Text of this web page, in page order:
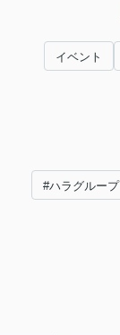
イベント
#ハラグループ